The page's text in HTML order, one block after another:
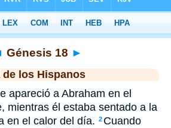
Génesis 18 ►
de los Hispanos
apareció a Abraham en el
mientras él estaba sentado a la
en el calor del día. 2 Cuando